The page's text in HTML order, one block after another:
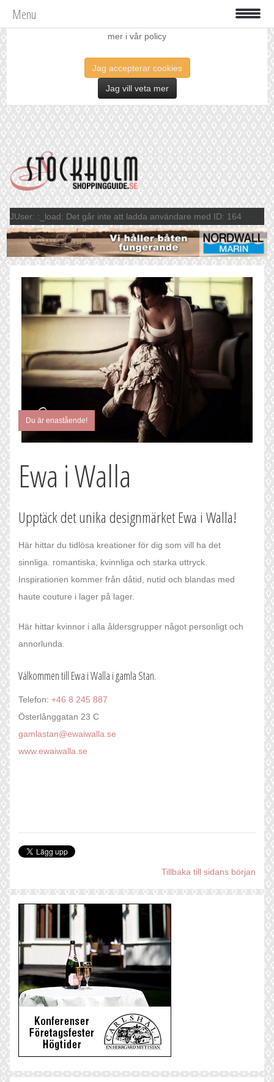
Vi använder oss av cookies för att förbättra din upplevelse. Läs
mer i vår policy
Jag accepterar cookies
Jag vill veta mer
Menu
JUser: :_load: Det går inte att ladda användare med ID: 164
Du är enastående!
Ewa i Walla
Upptäck det unika designmärket Ewa i Walla!
Här hittar du tidlösa kreationer för dig som vill ha det
sinnliga. romantiska, kvinnliga och starka uttryck.
Inspirationen kommer från dåtid, nutid och blandas med
haute couture i lager på lager.
Här hittar kvinnor i alla åldersgrupper något personligt och
annorlunda.
Välkommen till Ewa i Walla i gamla Stan.
Telefon: +46 8 245 887
Österlånggatan 23 C
gamlastan@ewaiwalla.se
www.ewaiwalla.se
Tillbaka till sidans början